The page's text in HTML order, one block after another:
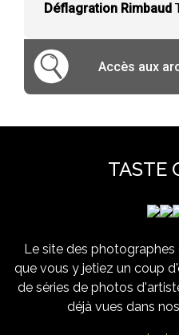
Déflagration Rimbaud
Accès aux
TASTE
Le site des
que vous y jetiez un coup
de séries de photos
déjà vues dans